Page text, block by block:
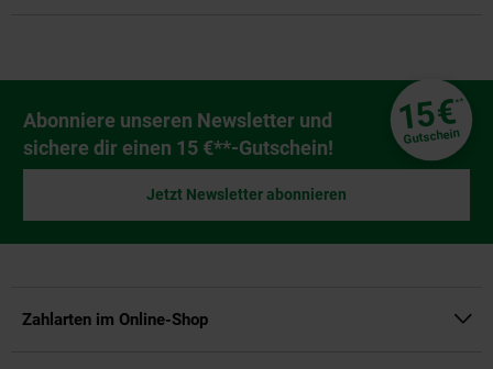
Newsletter Anmeldung
Abonniere unseren Newsletter und
sichere dir einen 15 €**-Gutschein!
15€**
Gutschein
Jetzt Newsletter abonnieren
Zahlarten im Online-Shop